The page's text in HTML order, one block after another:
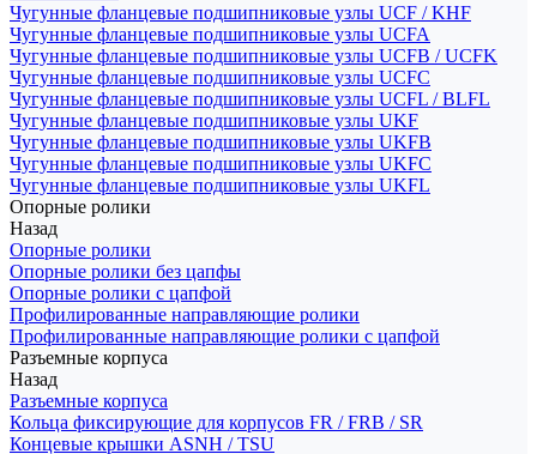
Чугунные фланцевые подшипниковые узлы UCF / KHF
Чугунные фланцевые подшипниковые узлы UCFA
Чугунные фланцевые подшипниковые узлы UCFB / UCFK
Чугунные фланцевые подшипниковые узлы UCFC
Чугунные фланцевые подшипниковые узлы UCFL / BLFL
Чугунные фланцевые подшипниковые узлы UKF
Чугунные фланцевые подшипниковые узлы UKFB
Чугунные фланцевые подшипниковые узлы UKFC
Чугунные фланцевые подшипниковые узлы UKFL
Опорные ролики
Назад
Опорные ролики
Опорные ролики без цапфы
Опорные ролики с цапфой
Профилированные направляющие ролики
Профилированные направляющие ролики с цапфой
Разъемные корпуса
Назад
Разъемные корпуса
Кольца фиксирующие для корпусов FR / FRB / SR
Концевые крышки ASNH / TSU